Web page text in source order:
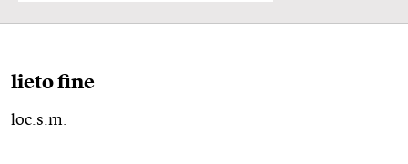
lieto fine
loc.s.m.